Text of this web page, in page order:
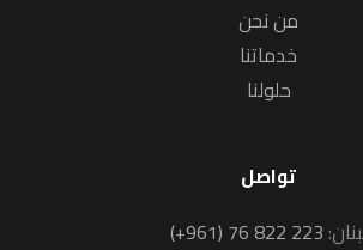
من نحن
خدماتنا
حلولنا
تواصل
(+961) 76 822 223